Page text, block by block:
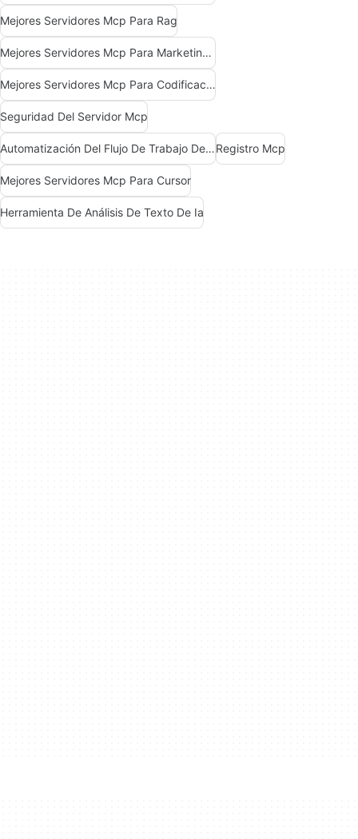
Mejores Servidores Mcp Para Rag
Mejores Servidores Mcp Para Marketing De Ventas Comerciales
Mejores Servidores Mcp Para Codificación
Seguridad Del Servidor Mcp
Automatización Del Flujo De Trabajo Del Servidor McpRegistro Mcp
Mejores Servidores Mcp Para Cursor
Herramienta De Análisis De Texto De Ia